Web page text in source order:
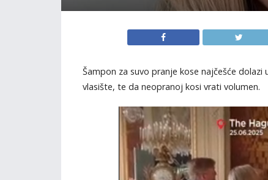
Šampon za suvo pranje kose najčešće
vlasište, te da neopranoj kosi vrati volumen.